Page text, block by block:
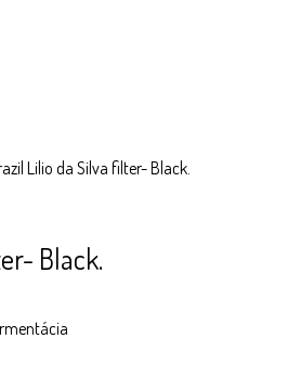
Lilio da Silva filter- Black.
Black.